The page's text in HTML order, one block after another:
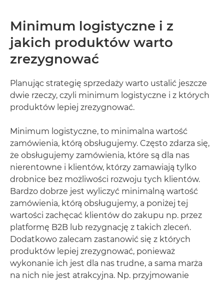
Minimum logistyczne i z
jakich produktów warto
zrezygnować
Planując strategię sprzedaży warto ustalić jeszcze
dwie rzeczy, czyli minimum logistyczne i z których
produktów lepiej zrezygnować.
Minimum logistyczne, to minimalna wartość
zamówienia, którą obsługujemy. Często zdarza się,
że obsługujemy zamówienia, które są dla nas
nierentowne i klientów, którzy zamawiają tylko
drobnice bez możliwości rozwoju tych klientów.
Bardzo dobrze jest wyliczyć minimalną wartość
zamówienia, którą obsługujemy, a poniżej tej
wartości zachęcać klientów do zakupu np. przez
platformę B2B lub rezygnację z takich zleceń.
Dodatkowo zalecam zastanowić się z których
produktów lepiej zrezygnować, ponieważ
wykonanie ich jest dla nas trudne, a sama marża
na nich nie jest atrakcyjna. Np. przyjmowanie